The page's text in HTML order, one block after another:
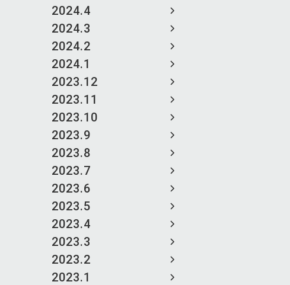
2024.4
2024.3
2024.2
2024.1
2023.12
2023.11
2023.10
2023.9
2023.8
2023.7
2023.6
2023.5
2023.4
2023.3
2023.2
2023.1